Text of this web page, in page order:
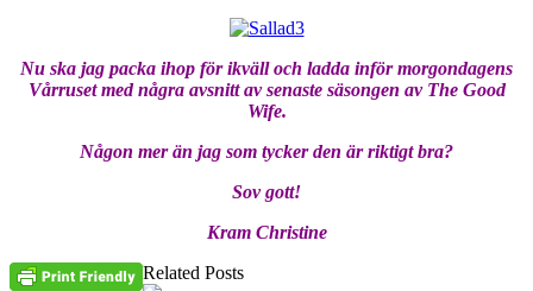
Nu ska jag packa ihop för ikväll och ladda inför morgondagens
Vårruset med några avsnitt av senaste säsongen av The Good
Wife.
Någon mer än jag som tycker den är riktigt bra?
Sov gott!
Kram Christine
Related Posts